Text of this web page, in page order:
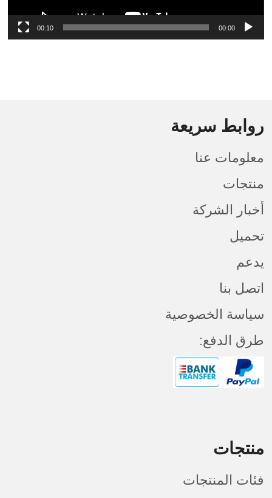
00:00
00:10
روابط سريعة
معلومات عنا
منتجات
أخبار الشركة
تحميل
يدعم
اتصل بنا
سياسة الخصوصية
طرق الدفع:
منتجات
فئات المنتجات